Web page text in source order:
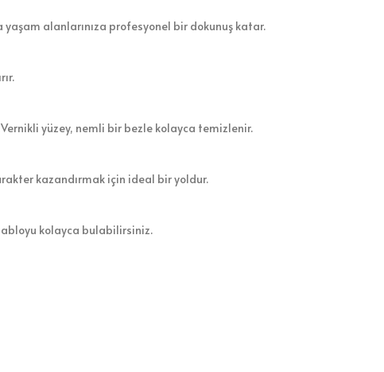
yaşam alanlarınıza profesyonel bir dokunuş katar.
yüzey, nemli bir bezle kolayca temizlenir.
kazandırmak için ideal bir yoldur.
kolayca bulabilirsiniz.